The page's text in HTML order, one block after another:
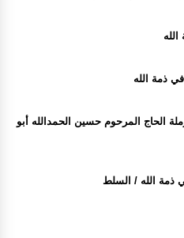
ذمة الله
الحاج المرحوم حسين الحمدالله أبو
ذمة الله / السلط